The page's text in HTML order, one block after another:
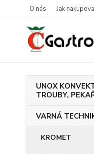
O nás Jak
UNOX
TROUBY,
VARNÁ
KROMET